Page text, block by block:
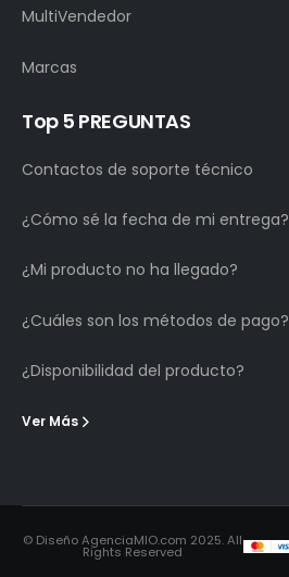
MultiVendedor
Marcas
Top 5 PREGUNTAS
Contactos de soporte técnico
¿Cómo sé la fecha de mi entrega?
¿Mi producto no ha llegado?
¿Cuáles son los métodos de pago?
¿Disponibilidad del producto?
Ver Más
© Diseño AgenciaMIO.com 2025. All
Rights Reserved